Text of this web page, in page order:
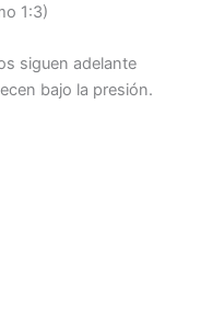
1:3)
siguen adelante
bajo la presión.